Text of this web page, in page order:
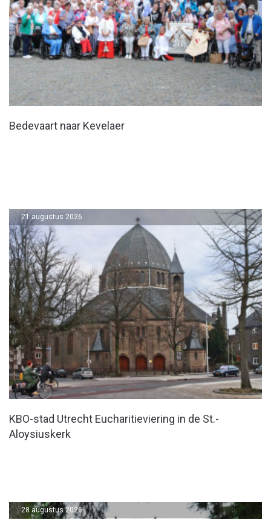
Bedevaart naar Kevelaer
KBO-stad Utrecht Eucharitieviering in de St.-
Aloysiuskerk
21 augustus 2026
28 augustus 2026